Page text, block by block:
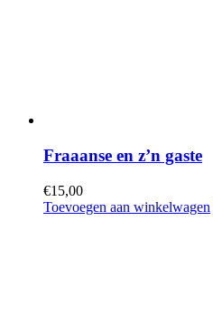
Fraaanse en z’n gaste
€15,00
Toevoegen aan winkelwagen